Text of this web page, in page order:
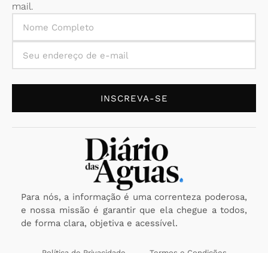
mail.
INSCREVA-SE
Para nós, a informação é uma correnteza poderosa,
e nossa missão é garantir que ela chegue a todos,
de forma clara, objetiva e acessível.